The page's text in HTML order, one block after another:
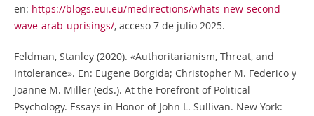
en: https://blogs.eui.eu/medirections/whats-new-second-
wave-arab-uprisings/, acceso 7 de julio 2025.
Feldman, Stanley (2020). «Authoritarianism, Threat, and
Intolerance». En: Eugene Borgida; Christopher M. Federico y
Joanne M. Miller (eds.). At the Forefront of Political
Psychology. Essays in Honor of John L. Sullivan. New York: